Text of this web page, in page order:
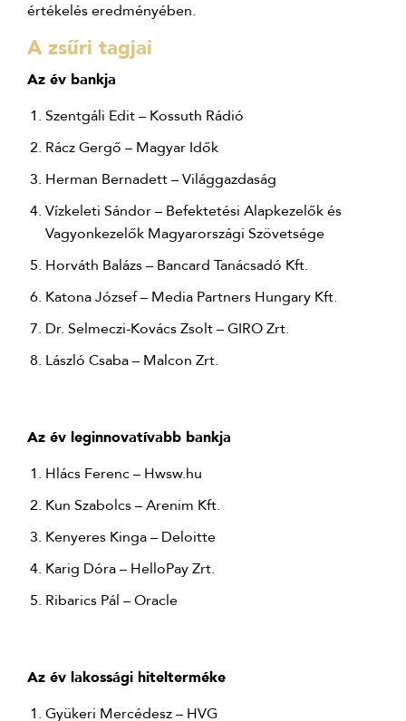
értékelés eredményében.
A zsűri tagjai
Az év bankja
Szentgáli Edit – Kossuth Rádió
Rácz Gergő – Magyar Idők
Herman Bernadett – Világgazdaság
Vízkeleti Sándor – Befektetési Alapkezelők és
Vagyonkezelők Magyarországi Szövetsége
Horváth Balázs – Bancard Tanácsadó Kft.
Katona József – Media Partners Hungary Kft.
Dr. Selmeczi-Kovács Zsolt – GIRO Zrt.
László Csaba – Malcon Zrt.
Az év leginnovatívabb bankja
Hlács Ferenc – Hwsw.hu
Kun Szabolcs – Arenim Kft.
Kenyeres Kinga – Deloitte
Karig Dóra – HelloPay Zrt.
Ribarics Pál – Oracle
Az év lakossági hitelterméke
Gyükeri Mercédesz – HVG